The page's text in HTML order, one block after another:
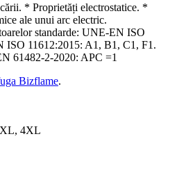
* Proprietăți electrostatice. *
ale unui arc electric.
standarde: UNE-EN ISO
ISO 11612:2015: A1, B1, C1, F1.
61482-2-2020: APC =1
Bizflame.
4XL